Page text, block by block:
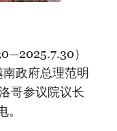
）
政府总理范明
哥参议院议长